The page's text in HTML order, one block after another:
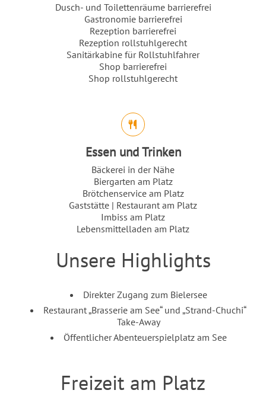
Dusch- und Toilettenräume barrierefrei
Gastronomie barrierefrei
Rezeption barrierefrei
Rezeption rollstuhlgerecht
Sanitärkabine für Rollstuhlfahrer
Shop barrierefrei
Shop rollstuhlgerecht
Essen und Trinken
Bäckerei in der Nähe
Biergarten am Platz
Brötchenservice am Platz
Gaststätte | Restaurant am Platz
Imbiss am Platz
Lebensmittelladen am Platz
Einleitung
Unsere Highlights
Direkter Zugang zum Bielersee
Restaurant „Brasserie am See“ und „Strand-Chuchi“
Take-Away
Öffentlicher Abenteuerspielplatz am See
Einleitung
Freizeit am Platz